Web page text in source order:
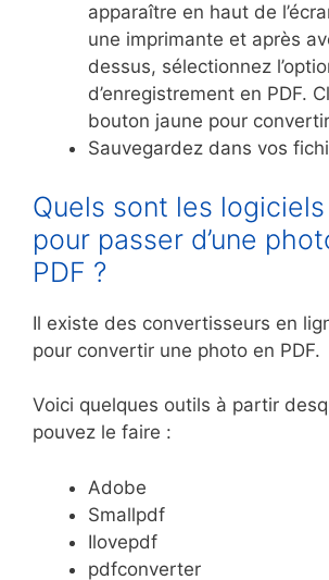
apparaître en haut de
une imprimante et après
dessus, sélectionnez
d’enregistrement en PDF.
bouton jaune pour
Sauvegardez dans vos
Quels sont les
pour passer d’une
PDF ?
Il existe des convertisseurs en
pour convertir une photo en PDF.
Voici quelques outils à partir
pouvez le faire :
Adobe
Smallpdf
Ilovepdf
pdfconverter